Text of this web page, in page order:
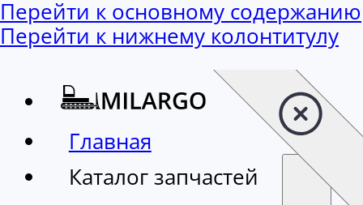
Перейти к основному содержанию
Перейти к нижнему колонтитулу
Главная
Каталог запчастей